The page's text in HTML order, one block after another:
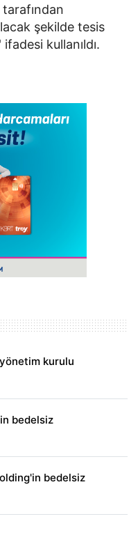
şekilde tesis
kullanıldı.
kurulu
bedelsiz
bedelsiz